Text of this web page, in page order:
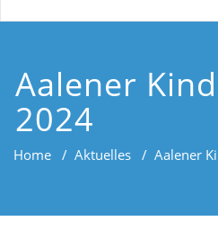
Aalener
2024
Home / Aktuelles / Aalener